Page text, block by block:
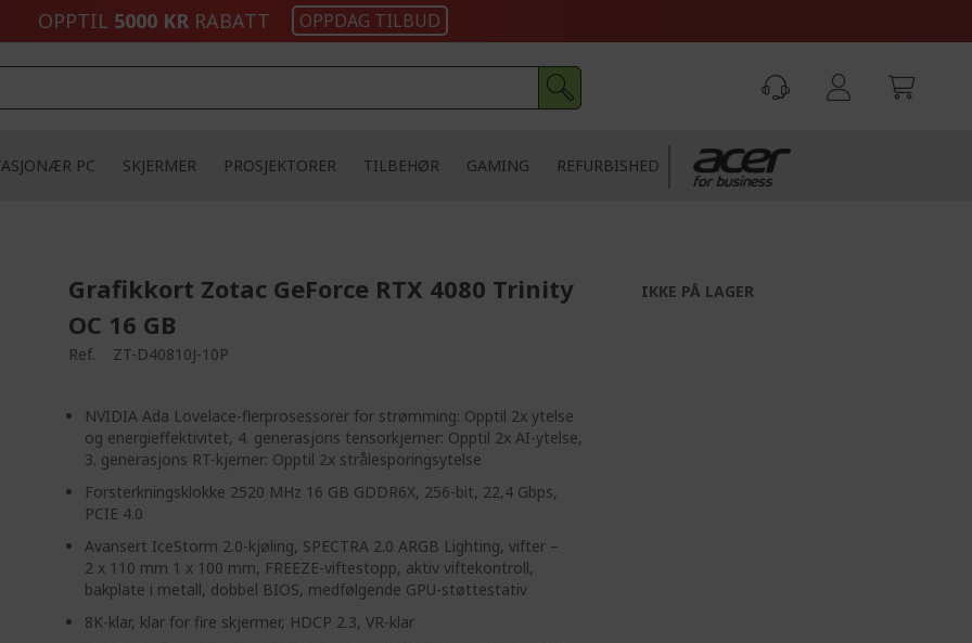
OPPTIL 5000 KR RABATT OPPDAG TILBUD
PC SKJERMER PROSJEKTORER TILBEHØR GAMING REFURBISHED
Grafikkort Zotac GeForce RTX 4080 Trinity
OC 16 GB
Ref. ZT-D40810J-10P
NVIDIA Ada Lovelace-flerprosessorer for strømming: Opptil 2x ytelse
og energieffektivitet, 4. generasjons tensorkjerner: Opptil 2x AI-ytelse,
3. generasjons RT-kjerner: Opptil 2x strålesporingsytelse
Forsterkningsklokke 2520 MHz 16 GB GDDR6X, 256-bit, 22,4 Gbps,
PCIE 4.0
Avansert IceStorm 2.0-kjøling, SPECTRA 2.0 ARGB Lighting, vifter –
2 x 110 mm 1 x 100 mm, FREEZE-viftestopp, aktiv viftekontroll,
bakplate i metall, dobbel BIOS, medfølgende GPU-støttestativ
8K-klar, klar for fire skjermer, HDCP 2.3, VR-klar
IKKE PÅ LAGER